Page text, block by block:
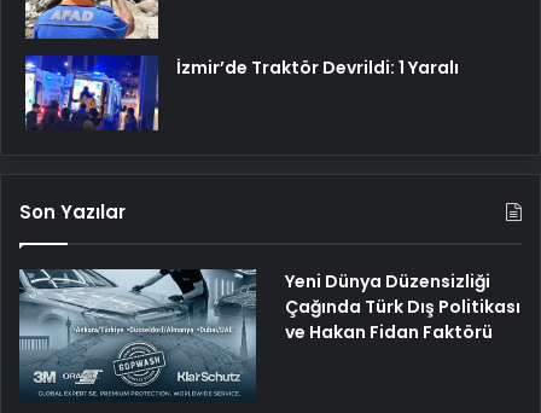
İzmir’de Traktör Devrildi: 1 Yaralı
Son Yazılar
Yeni Dünya Düzensizliği
Çağında Türk Dış Politikası
ve Hakan Fidan Faktörü